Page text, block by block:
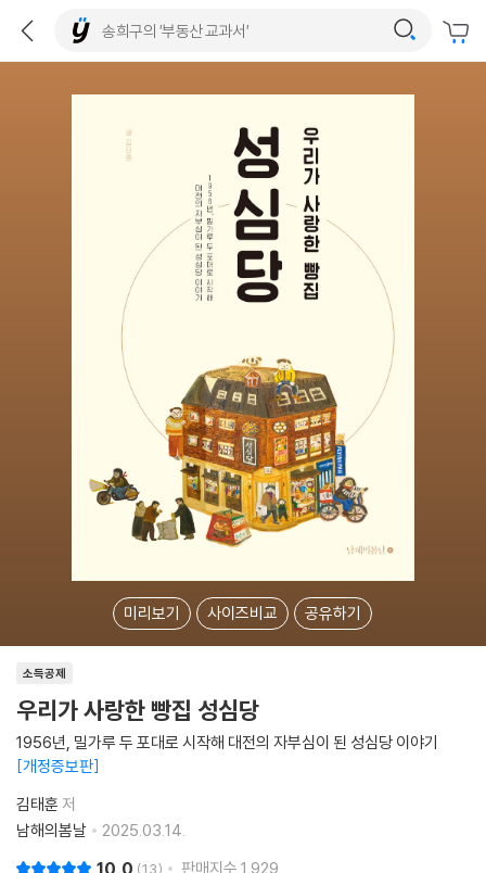
미리보기 사이즈비교 공유하기
소득공제
우리가 사랑한 빵집 성심당
1956년, 밀가루 두 포대로 시작해 대전의 자부심이 된 성심당 이야기
개정증보판
김태훈 저
남해의봄날
2025.03.14.
10.0 13 판매지수 1,929